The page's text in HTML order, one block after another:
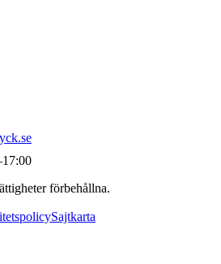
förbehållna.
Sajtkarta